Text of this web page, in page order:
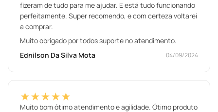
fizeram de tudo para me ajudar. E está tudo funcionando
perfeitamente. Super recomendo, e com certeza voltarei
a comprar.
Muito obrigado por todos suporte no atendimento.
Ednilson Da Silva Mota
04/09/2024
★★★★★
Muito bom ótimo atendimento e agilidade. Ótimo produto